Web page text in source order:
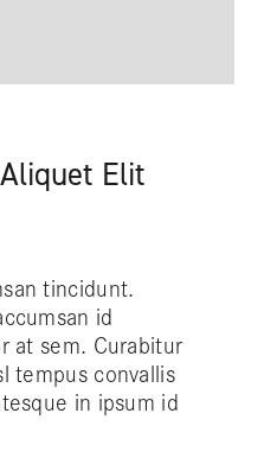
Elit
tincidunt.
id
at sem. Curabitur
tempus convallis
in ipsum id